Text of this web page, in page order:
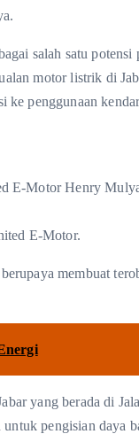
salah satu potensi
motor listrik di
ke penggunaan
E-Motor Henry
E-Motor.
membuat
yang berada di
pengisian daya